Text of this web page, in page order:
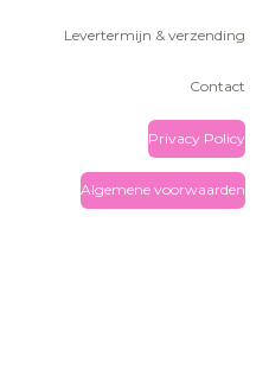
Levertermijn & verzending
Contact
Privacy Policy
Algemene voorwaarden